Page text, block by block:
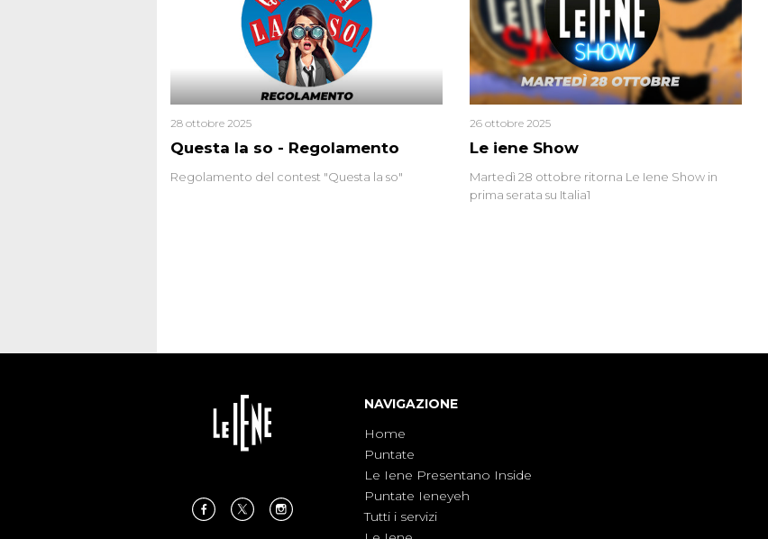
Questa la so - Regolamento
28 ottobre 2025
Regolamento del contest "Questa la so"
Le iene Show
26 ottobre 2025
Martedì 28 ottobre ritorna Le Iene Show in
prima serata su Italia1
NAVIGAZIONE
Home
Puntate
Le Iene Presentano Inside
Puntate Ieneyeh
Tutti i servizi